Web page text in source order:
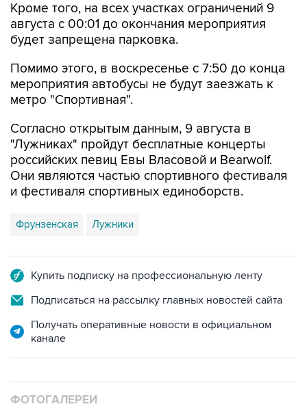
Кроме того, на всех участках ограничений 9
августа с 00:01 до окончания мероприятия
будет запрещена парковка.
Помимо этого, в воскресенье с 7:50 до конца
мероприятия автобусы не будут заезжать к
метро "Спортивная".
Согласно открытым данным, 9 августа в
"Лужниках" пройдут бесплатные концерты
российских певиц Евы Власовой и Bearwolf.
Они являются частью спортивного фестиваля
и фестиваля спортивных единоборств.
Фрунзенская Лужники
Купить подписку на профессиональную ленту
Подписаться на рассылку главных новостей сайта
Получать оперативные новости в официальном
канале
ФОТОГАЛЕРЕИ